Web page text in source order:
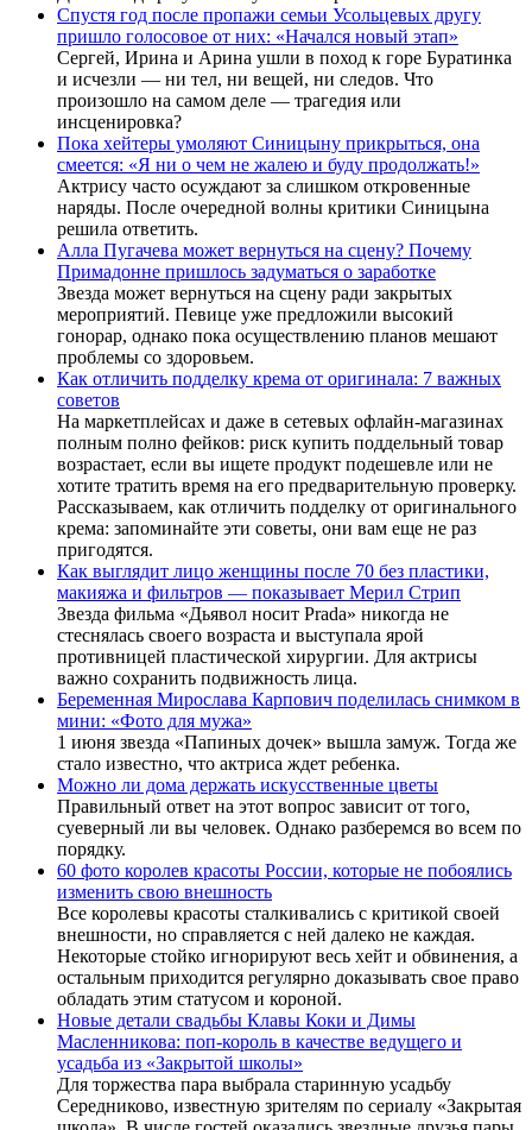
Спустя год после пропажи семьи Усольцевых другу
пришло голосовое от них: «Начался новый этап»
Сергей, Ирина и Арина ушли в поход к горе Буратинка
и исчезли — ни тел, ни вещей, ни следов. Что
произошло на самом деле — трагедия или
инсценировка?
Пока хейтеры умоляют Синицыну прикрыться, она
смеется: «Я ни о чем не жалею и буду продолжать!»
Актрису часто осуждают за слишком откровенные
наряды. После очередной волны критики Синицына
решила ответить.
Алла Пугачева может вернуться на сцену? Почему
Примадонне пришлось задуматься о заработке
Звезда может вернуться на сцену ради закрытых
мероприятий. Певице уже предложили высокий
гонорар, однако пока осуществлению планов мешают
проблемы со здоровьем.
Как отличить подделку крема от оригинала: 7 важных
советов
На маркетплейсах и даже в сетевых офлайн-магазинах
полным полно фейков: риск купить поддельный товар
возрастает, если вы ищете продукт подешевле или не
хотите тратить время на его предварительную проверку.
Рассказываем, как отличить подделку от оригинального
крема: запоминайте эти советы, они вам еще не раз
пригодятся.
Как выглядит лицо женщины после 70 без пластики,
макияжа и фильтров — показывает Мерил Стрип
Звезда фильма «Дьявол носит Prada» никогда не
стеснялась своего возраста и выступала ярой
противницей пластической хирургии. Для актрисы
важно сохранить подвижность лица.
Беременная Мирослава Карпович поделилась снимком в
мини: «Фото для мужа»
1 июня звезда «Папиных дочек» вышла замуж. Тогда же
стало известно, что актриса ждет ребенка.
Можно ли дома держать искусственные цветы
Правильный ответ на этот вопрос зависит от того,
суеверный ли вы человек. Однако разберемся во всем по
порядку.
60 фото королев красоты России, которые не побоялись
изменить свою внешность
Все королевы красоты сталкивались с критикой своей
внешности, но справляется с ней далеко не каждая.
Некоторые стойко игнорируют весь хейт и обвинения, а
остальным приходится регулярно доказывать свое право
обладать этим статусом и короной.
Новые детали свадьбы Клавы Коки и Димы
Масленникова: поп-король в качестве ведущего и
усадьба из «Закрытой школы»
Для торжества пара выбрала старинную усадьбу
Середниково, известную зрителям по сериалу «Закрытая